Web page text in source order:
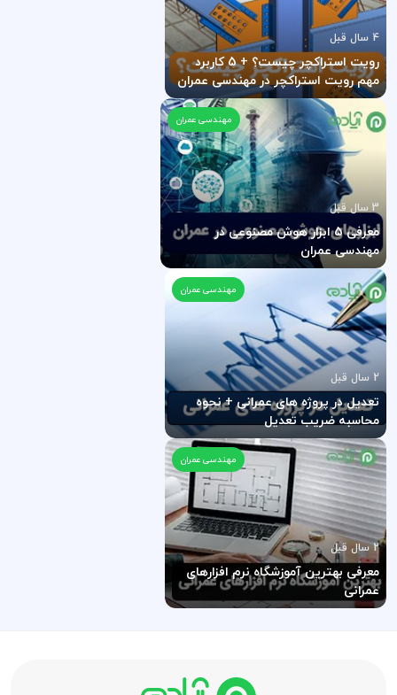
4 سال قبل
رویت استراکچر چیست؟ + 5 کاربرد
مهم رویت استراکچر در مهندسی عمران
مهندسی عمران
3 سال قبل
معرفی 5 ابزار هوش مصنوعی در
مهندسی عمران
مهندسی عمران
2 سال قبل
تعدیل در پروژه های عمرانی + نحوه
محاسبه ضریب تعدیل
مهندسی عمران
2 سال قبل
معرفی بهترین آموزشگاه نرم افزارهای
عمرانی